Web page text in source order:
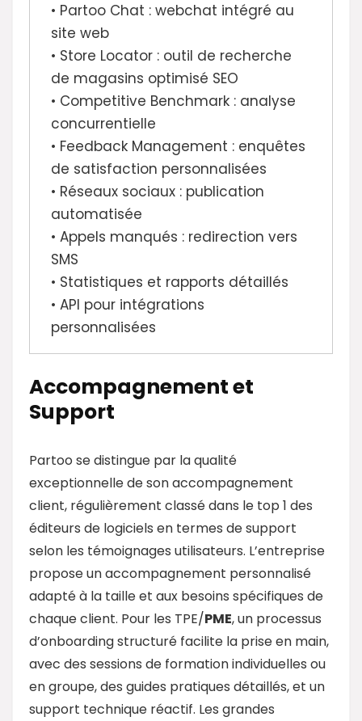
• Partoo Chat : webchat intégré au
site web
• Store Locator : outil de recherche
de magasins optimisé SEO
• Competitive Benchmark : analyse
concurrentielle
• Feedback Management : enquêtes
de satisfaction personnalisées
• Réseaux sociaux : publication
automatisée
• Appels manqués : redirection vers
SMS
• Statistiques et rapports détaillés
• API pour intégrations
personnalisées
Accompagnement et
Support
Partoo se distingue par la qualité
exceptionnelle de son accompagnement
client, régulièrement classé dans le top 1 des
éditeurs de logiciels en termes de support
selon les témoignages utilisateurs. L’entreprise
propose un accompagnement personnalisé
adapté à la taille et aux besoins spécifiques de
chaque client. Pour les TPE/PME, un processus
d’onboarding structuré facilite la prise en main,
avec des sessions de formation individuelles ou
en groupe, des guides pratiques détaillés, et un
support technique réactif. Les grandes